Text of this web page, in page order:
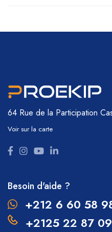
64 Rue de la Participation
Voir sur la carte
Besoin d'aide ?
+212 6 60 58
+2125 22 87